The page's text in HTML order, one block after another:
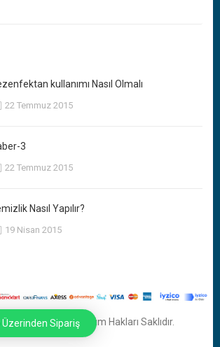
kullanımı Nasıl Olmalı
22 Temmuz 2015
3
22 Temmuz 2015
Nasıl Yapılır?
19 Nisan 2015
Reklam Ajansı Tüm Hakları Saklıdır.
Sipariş